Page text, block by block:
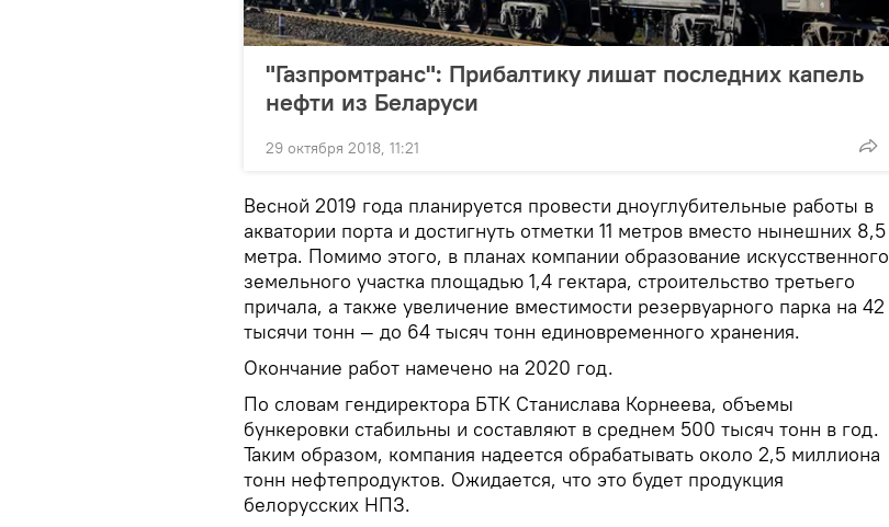
"Газпромтранс": Прибалтику лишат последних капель
нефти из Беларуси
29 октября 2018, 11:21
Весной 2019 года планируется провести дноуглубительные работы в
акватории порта и достигнуть отметки 11 метров вместо нынешних 8,5
метра. Помимо этого, в планах компании образование искусственного
земельного участка площадью 1,4 гектара, строительство третьего
причала, а также увеличение вместимости резервуарного парка на 42
тысячи тонн — до 64 тысяч тонн единовременного хранения.
Окончание работ намечено на 2020 год.
По словам гендиректора БТК Станислава Корнеева, объемы
бункеровки стабильны и составляют в среднем 500 тысяч тонн в год.
Таким образом, компания надеется обрабатывать около 2,5 миллиона
тонн нефтепродуктов. Ожидается, что это будет продукция
белорусских НПЗ.